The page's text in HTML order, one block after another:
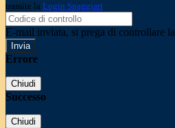
tramite la Login Spaggiari
E-mail inviata, si prega di controllare
Errore
Chiudi
Successo
Chiudi